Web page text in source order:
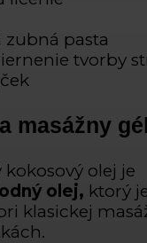
zubná pasta
tvorby
masážny gél
kokosový olej je
olej, ktorý
klasickej